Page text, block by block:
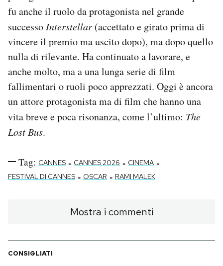
fu anche il ruolo da protagonista nel grande
successo Interstellar (accettato e girato prima di
vincere il premio ma uscito dopo), ma dopo quello
nulla di rilevante. Ha continuato a lavorare, e
anche molto, ma a una lunga serie di film
fallimentari o ruoli poco apprezzati. Oggi è ancora
un attore protagonista ma di film che hanno una
vita breve e poca risonanza, come l’ultimo: The
Lost Bus.
Tag: CANNES - CANNES 2026 - CINEMA -
FESTIVAL DI CANNES - OSCAR - RAMI MALEK
Mostra i commenti
CONSIGLIATI